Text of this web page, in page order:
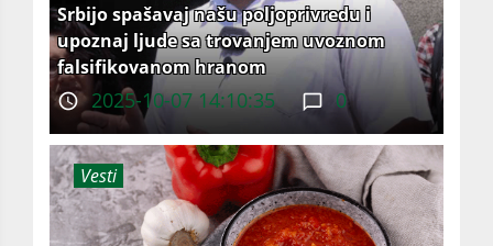
Srbijo spašavaj našu poljoprivredu i
upoznaj ljude sa trovanjem uvoznom
falsifikovanom hranom
2025-10-07 14:10:35 0
Vesti